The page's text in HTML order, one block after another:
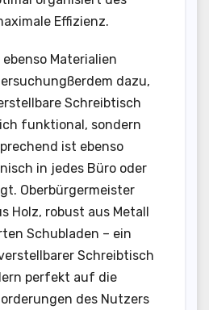
Effizienz.
Materialien
dazu,
Schreibtisch
funktional, sondern
ist ebenso
in jedes Büro oder
Oberbürgermeister
Holz, robust aus Metall
Schubladen – ein
Schreibtisch
perfekt auf die
des Nutzers